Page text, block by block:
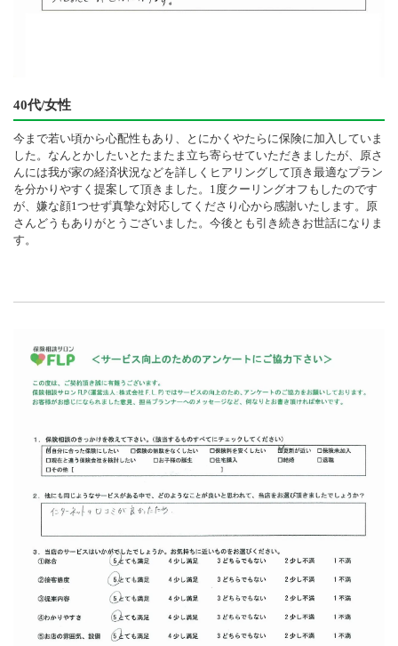
40代/女性
今まで若い頃から心配性もあり、とにかくやたらに保険に加入していま
した。なんとかしたいとたまたま立ち寄らせていただきましたが、原さ
んには我が家の経済状況などを詳しくヒアリングして頂き最適なプラン
を分かりやすく提案して頂きました。1度クーリングオフもしたのです
が、嫌な顔1つせず真摯な対応してくださり心から感謝いたします。原
さんどうもありがとうございました。今後とも引き続きお世話になりま
す。